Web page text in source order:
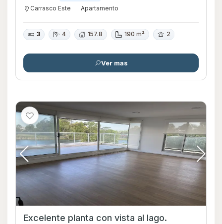
Carrasco Este Apartamento
3 4 157.8 190 m² 2
Ver mas
Excelente planta con vista al lago.